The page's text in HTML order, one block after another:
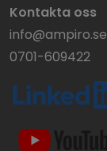
Kontakta oss
info@ampiro.se
0701-609422